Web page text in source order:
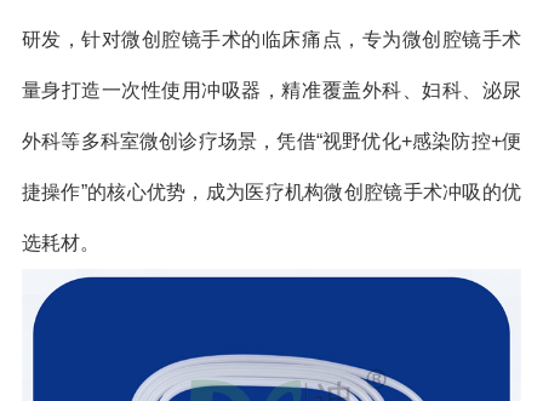
研发，针对微创腔镜手术的临床痛点，专为微创腔镜手术
量身打造一次性使用冲吸器，精准覆盖外科、妇科、泌尿
外科等多科室微创诊疗场景，凭借“视野优化+感染防控+便
捷操作”的核心优势，成为医疗机构微创腔镜手术冲吸的优
选耗材。